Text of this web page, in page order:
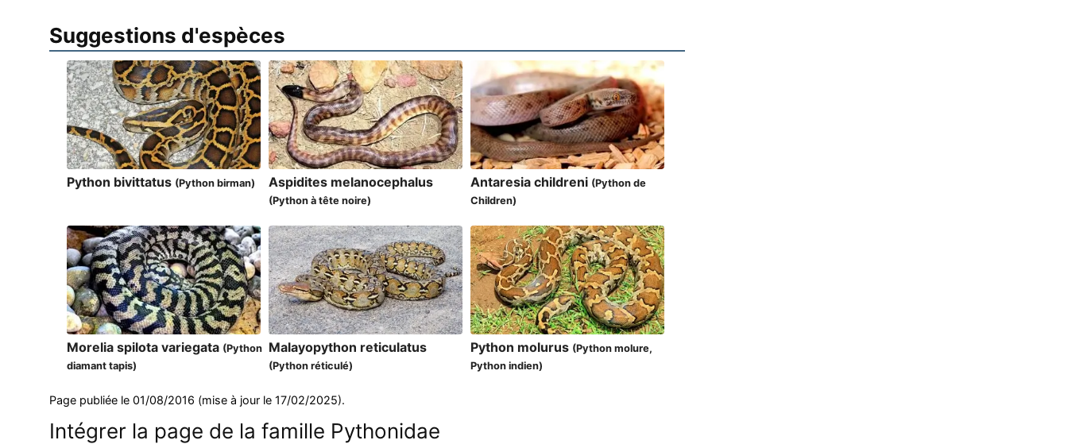
Suggestions d'espèces
Python bivittatus (Python birman) Aspidites melanocephalus
(Python à tête noire)
Antaresia childreni (Python de
Children)
Morelia spilota variegata (Python
diamant tapis)
Malayopython reticulatus
(Python réticulé)
Python molurus (Python molure,
Python indien)
Page publiée le 01/08/2016 (mise à jour le 17/02/2025).
Intégrer la page de la famille Pythonidae